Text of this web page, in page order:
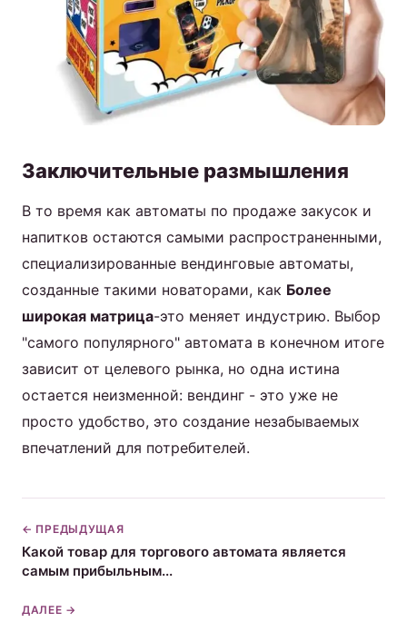
Заключительные размышления
В то время как автоматы по продаже закусок и
напитков остаются самыми распространенными,
специализированные вендинговые автоматы,
созданные такими новаторами, как Более
широкая матрица-это меняет индустрию. Выбор
"самого популярного" автомата в конечном итоге
зависит от целевого рынка, но одна истина
остается неизменной: вендинг - это уже не
просто удобство, это создание незабываемых
впечатлений для потребителей.
← ПРЕДЫДУЩАЯ
Какой товар для торгового автомата является
самым прибыльным...
ДАЛЕЕ →